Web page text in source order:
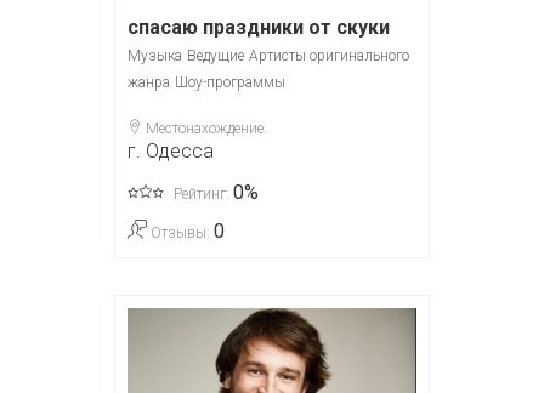
спасаю праздники от скуки
Музыка Ведущие Артисты оригинального
жанра Шоу-программы
Местонахождение:
г. Одесса
Рейтинг: 0%
Отзывы: 0